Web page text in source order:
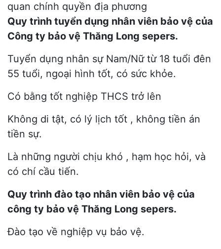
quan chính quyền địa phương
Quy trình tuyển dụng nhân viên bảo vệ của
Công ty bảo vệ Thăng Long sepers.
Tuyển dụng nhân sự Nam/Nữ từ 18 tuổi đên
55 tuổi, ngoại hình tốt, có sức khỏe.
Có bằng tốt nghiệp THCS trở lên
Không di tật, có lý lịch tốt , không tiền án
tiền sự.
Là những người chịu khó , hạm học hỏi, và
có chí cầu tiến.
Quy trình đào tạo nhân viên bảo vệ của
công ty bảo vệ Thăng Long sepers.
Đào tạo về nghiệp vụ bảo vệ.